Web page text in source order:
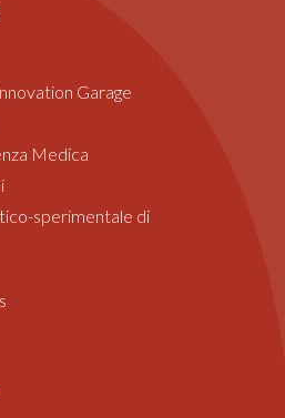
Garage
Medica
sperimentale di